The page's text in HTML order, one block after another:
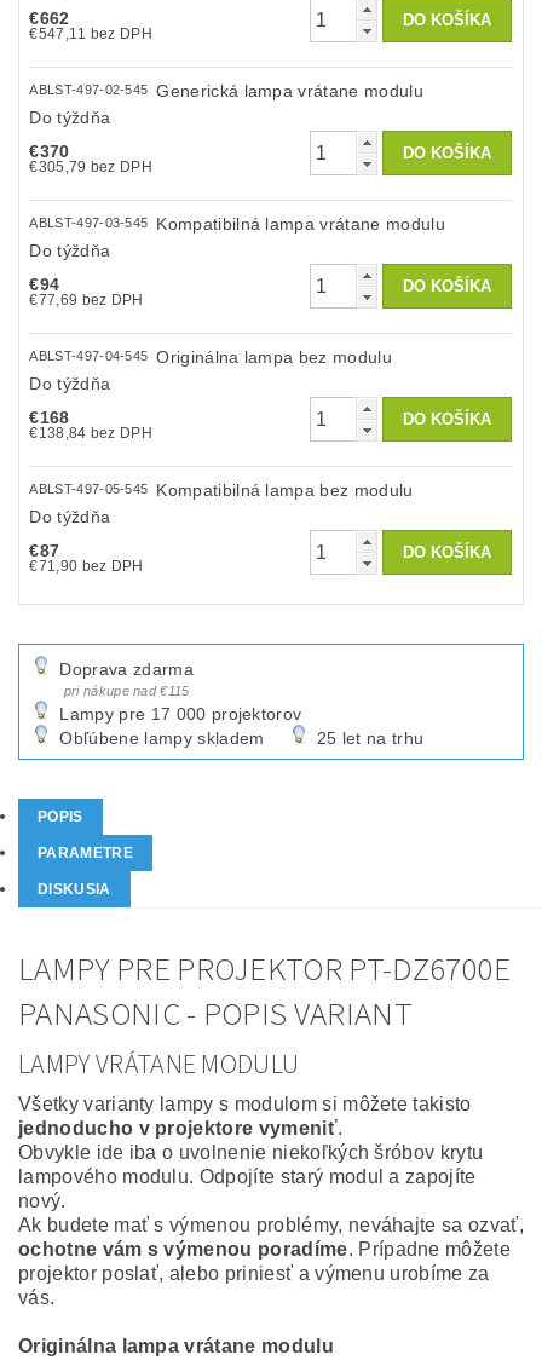
€662
€547,11 bez DPH
ABLST-497-02-545
Generická lampa vrátane modulu
Do týždňa
€370
€305,79 bez DPH
ABLST-497-03-545
Kompatibilná lampa vrátane modulu
Do týždňa
€94
€77,69 bez DPH
ABLST-497-04-545
Originálna lampa bez modulu
Do týždňa
€168
€138,84 bez DPH
ABLST-497-05-545
Kompatibilná lampa bez modulu
Do týždňa
€87
€71,90 bez DPH
Doprava zdarma
pri nákupe nad €115
Lampy pre 17 000 projektorov
Obľúbene lampy skladem
25 let na trhu
POPIS
PARAMETRE
DISKUSIA
LAMPY PRE PROJEKTOR PT-DZ6700E
PANASONIC - POPIS VARIANT
LAMPY VRÁTANE MODULU
Všetky varianty lampy s modulom si môžete takisto
jednoducho v projektore vymeniť.
Obvykle ide iba o uvolnenie niekoľkých šróbov krytu
lampového modulu. Odpojíte starý modul a zapojíte
nový.
Ak budete mať s výmenou problémy, neváhajte sa ozvať,
ochotne vám s výmenou poradíme. Prípadne môžete
projektor poslať, alebo priniesť a výmenu urobíme za
vás.
Originálna lampa vrátane modulu